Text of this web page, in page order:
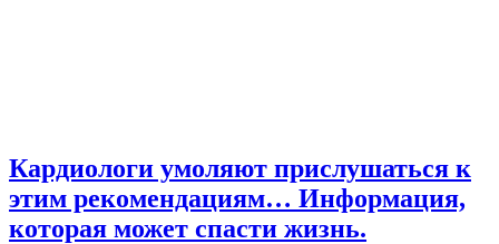
Кардиологи умоляют прислушаться к
этим рекомендациям… Информация,
которая может спасти жизнь.